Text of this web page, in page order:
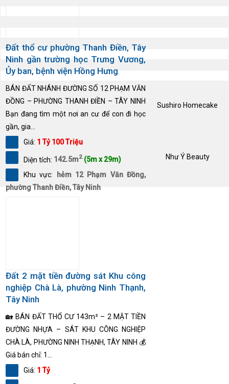
Đất thổ cư phường Thanh Điền, Tây
Ninh gần trường học Trưng Vương,
Ủy ban, bệnh viện Hồng Hưng
BÁN ĐẤT NHÁNH ĐƯỜNG SỐ 12 PHẠM VĂN
ĐỒNG – PHƯỜNG THANH ĐIỀN – TÂY NINH
Bạn đang tìm một nơi an cư để con đi học
gần, gia...
Giá: 1 Tỷ 100 Triệu
Diện tích: 142.5m2 (5m x 29m)
Khu vực:
hẻm 12 Phạm Văn Đồng,
phường Thanh Điền, Tây Ninh
Đất 2 mặt tiền đường sát Khu công
nghiệp Chà Là, phường Ninh Thạnh,
Tây Ninh
🏡 BÁN ĐẤT THỔ CƯ 143m² – 2 MẶT TIỀN
ĐƯỜNG NHỰA – SÁT KHU CÔNG NGHIỆP
CHÀ LÀ, PHƯỜNG NINH THẠNH, TÂY NINH 💰
Giá bán chỉ: 1...
Giá: 1 Tỷ
Sushiro Homecake
Như Ý Beauty